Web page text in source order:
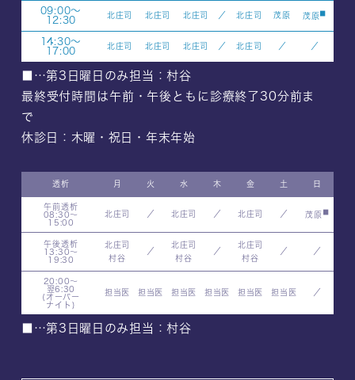
09:00～
12:30
北庄司 北庄司 北庄司 ／ 北庄司 茂原 茂原
14:30～
17:00
北庄司 北庄司 北庄司 ／ 北庄司 ／ ／
■…第3日曜日のみ担当：村谷
最終受付時間は午前・午後ともに診療終了30分前ま
で
休診日：木曜・祝日・年末年始
透析 月 火 水 木 金 土 日
午前透析
08:30～
15:00
北庄司 ／ 北庄司 ／ 北庄司 ／ 茂原
午後透析
13:30～
19:30
北庄司
村谷
／
北庄司
村谷
／
北庄司
村谷
／ ／
20:00～
翌6:30
(オーバー
ナイト)
担当医 担当医 担当医 担当医 担当医 担当医 ／
■…第3日曜日のみ担当：村谷